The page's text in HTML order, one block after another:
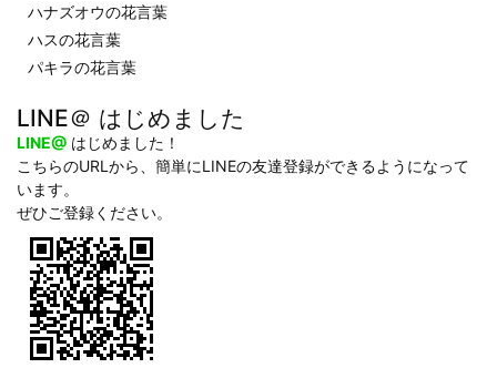
ハナズオウの花言葉
ハスの花言葉
パキラの花言葉
LINE＠ はじめました
LINE@ はじめました！
こちらのURLから、簡単にLINEの友達登録ができるようになって
います。
ぜひご登録ください。